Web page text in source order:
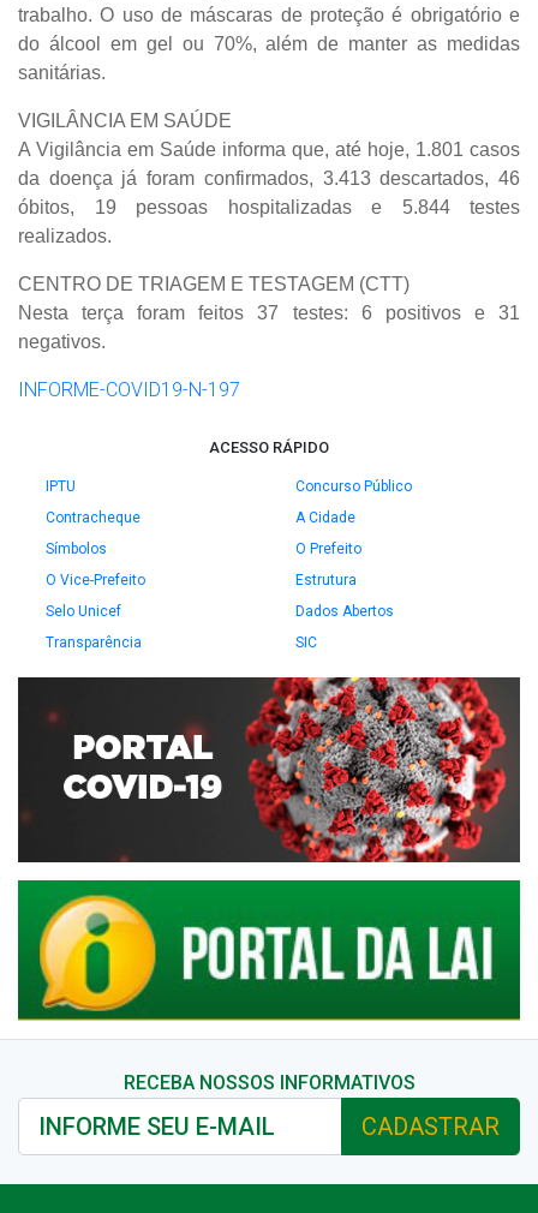
trabalho. O uso de máscaras de proteção é obrigatório e
do álcool em gel ou 70%, além de manter as medidas
sanitárias.
VIGILÂNCIA EM SAÚDE
A Vigilância em Saúde informa que, até hoje, 1.801 casos
da doença já foram confirmados, 3.413 descartados, 46
óbitos, 19 pessoas hospitalizadas e 5.844 testes
realizados.
CENTRO DE TRIAGEM E TESTAGEM (CTT)
Nesta terça foram feitos 37 testes: 6 positivos e 31
negativos.
INFORME-COVID19-N-197
ACESSO RÁPIDO
IPTU
Concurso Público
Contracheque
A Cidade
Símbolos
O Prefeito
O Vice-Prefeito
Estrutura
Selo Unicef
Dados Abertos
Transparência
SIC
RECEBA NOSSOS INFORMATIVOS
CADASTRAR